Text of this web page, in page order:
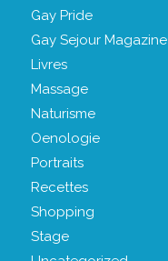
Gay Pride
Gay Sejour Magazine
Livres
Massage
Naturisme
Oenologie
Portraits
Recettes
Shopping
Stage